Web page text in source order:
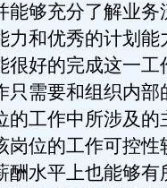
能够充分了解业务
力和优秀的计划能
很好的完成这一工
只需要和组织内部
的工作中所涉及的
岗位的工作可控性
酬水平上也能够有